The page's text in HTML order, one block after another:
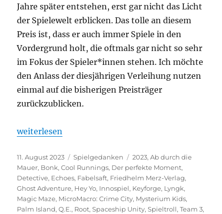
Jahre später entstehen, erst gar nicht das Licht
der Spielewelt erblicken. Das tolle an diesem
Preis ist, dass er auch immer Spiele in den
Vordergrund holt, die oftmals gar nicht so sehr
im Fokus der Spieler*innen stehen. Ich möchte
den Anlass der diesjährigen Verleihung nutzen
einmal auf die bisherigen Preisträger
zurückzublicken.
„INNOSPIEL – Der etwas andere Spielepreis“
weiterlesen
Veröffentlicht
am
11. August 2023 Kategorien
Spielgedanken Schlagwörter
2023,Ab durch die
Mauer, Bonk,Cool Runnings, Der perfekte Moment,
Detective, Echoes, Fabelsaft, Friedhelm Merz-Verlag,
Ghost Adventure, Hey Yo, Innospiel, Keyforge, Lyngk,
Magic Maze, MicroMacro: Crime City, Mysterium Kids,
Palm Island,Q.E., Root,Spaceship Unity,Spieltroll,Team 3,